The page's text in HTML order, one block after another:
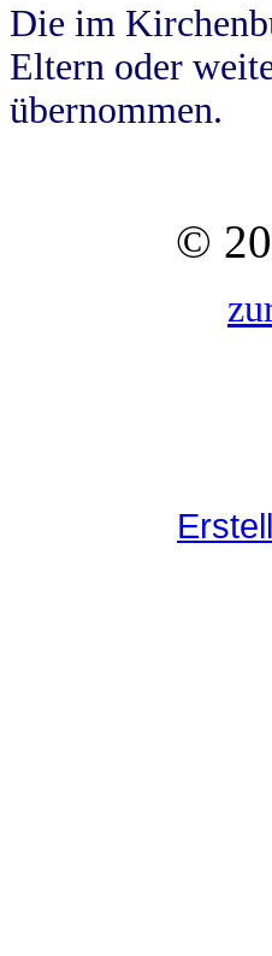
Die im
Eltern oder
übernommen.
©